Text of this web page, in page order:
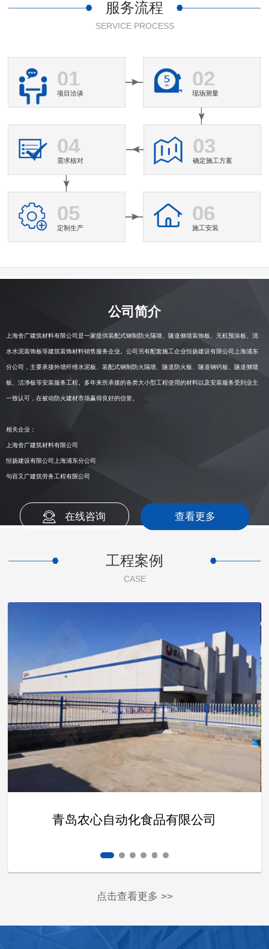
服务流程
SERVICE PROCESS
01
项目洽谈
02
现场测量
03
确定施工方案
04
需求核对
05
定制生产
06
施工安装
公司简介
上海舍广建筑材料有限公司 是一家提供装配式钢制防火隔墙、隧道侧墙装饰板、无机预涂板、清
水水泥装饰板等建筑装饰材料销售服务企业。 公司另有配套施工企业恒扬建设有限公司上海浦东
分公司 ，主要承接外墙纤维水泥板、装配式钢制防火隔墙、隧道防火板、隧道钢钙板、隧道侧墙
板、洁净板等安装服务工程。多年来所承接的各类大小型工程使用的材料以及安装服务受到业主
一致认可，在被动防火建材市场赢得良好的信誉。
相关企业：
上海舍广建筑材料有限公司
恒扬建设有限公司上海浦东分公司
句容又广建筑劳务工程有限公司
在线咨询 查看更多
工程案例
CASE
青岛农心自动化食品有限公司
点击查看更多 >>